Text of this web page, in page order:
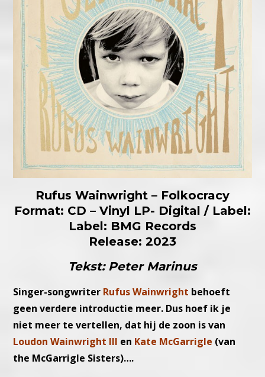
Rufus Wainwright – Folkocracy
Format: CD – Vinyl LP- Digital / Label:
Label: BMG Records
Release: 2023
Tekst: Peter Marinus
Singer-songwriter Rufus Wainwright behoeft
geen verdere introductie meer. Dus hoef ik je
niet meer te vertellen, dat hij de zoon is van
Loudon Wainwright III en Kate McGarrigle (van
the McGarrigle Sisters)….